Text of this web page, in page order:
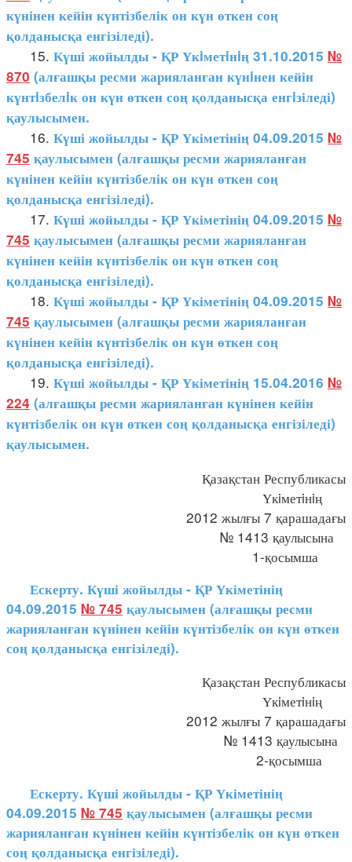
күнінен кейін күнтізбелік он күн өткен соң
қолданысқа енгізіледі).
15. Күші жойылды - ҚР Үкiметiнiң 31.10.2015 №
870 (алғашқы ресми жарияланған күнiнен кейін
күнтiзбелiк он күн өткен соң қолданысқа енгiзіледі)
қаулысымен.
16. Күші жойылды - ҚР Үкіметінің 04.09.2015 №
745 қаулысымен (алғашқы ресми жарияланған
күнінен кейін күнтізбелік он күн өткен соң
қолданысқа енгізіледі).
17. Күші жойылды - ҚР Үкіметінің 04.09.2015 №
745 қаулысымен (алғашқы ресми жарияланған
күнінен кейін күнтізбелік он күн өткен соң
қолданысқа енгізіледі).
18. Күші жойылды - ҚР Үкіметінің 04.09.2015 №
745 қаулысымен (алғашқы ресми жарияланған
күнінен кейін күнтізбелік он күн өткен соң
қолданысқа енгізіледі).
19. Күші жойылды - ҚР Үкіметінің 15.04.2016 №
224 (алғашқы ресми жарияланған күнінен кейін
күнтізбелік он күн өткен соң қолданысқа енгізіледі)
қаулысымен.
Қазақстан Республикасы
Үкiметiнiң
2012 жылғы 7 қарашадағы
№ 1413 қаулысына
1-қосымша
Ескерту. Күші жойылды - ҚР Үкіметінің
04.09.2015 № 745 қаулысымен (алғашқы ресми
жарияланған күнінен кейін күнтізбелік он күн өткен
соң қолданысқа енгізіледі).
Қазақстан Республикасы
Үкiметiнiң
2012 жылғы 7 қарашадағы
№ 1413 қаулысына
2-қосымша
Ескерту. Күші жойылды - ҚР Үкіметінің
04.09.2015 № 745 қаулысымен (алғашқы ресми
жарияланған күнінен кейін күнтізбелік он күн өткен
соң қолданысқа енгізіледі).